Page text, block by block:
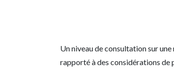
Un niveau de consultation sur une
rapporté à des considérations de